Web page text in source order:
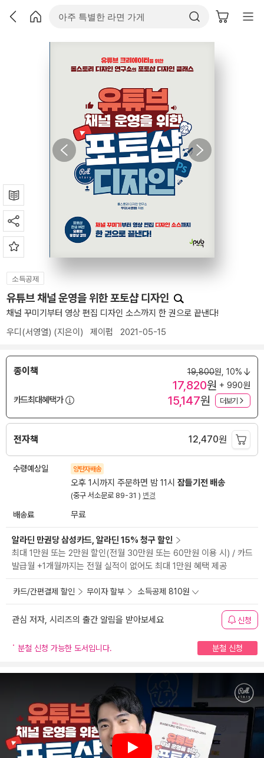
소득공제
유튜브 채널 운영을 위한 포토샵 디자인
채널 꾸미기부터 영상 편집 디자인 소스까지 한 권으로 끝낸다!
우디(서영열) (지은이) 제이펍 2021-05-15
종이책 19,800원, 10%
17,820원 + 990원
카드최대혜택가
15,147원 더보기
전자책 12,470원
수령예상일 양탄자배송
오후 1시까지 주문하면 밤 11시 잠들기전 배송
(중구 서소문로 89-31 ) 변경
배송료 무료
알라딘 만권당 삼성카드, 알라딘 15% 청구 할인
최대 1만원 또는 2만원 할인(전월 30만원 또는 60만원 이용 시) / 카드
발급월 +1개월까지는 전월 실적이 없어도 최대 1만원 혜택 제공
카드/간편결제 할인 무이자 할부 소득공제 810원
관심 저자, 시리즈의 출간 알림을 받아보세요 신청
분철 신청 가능한 도서입니다. 분철 신청
Play